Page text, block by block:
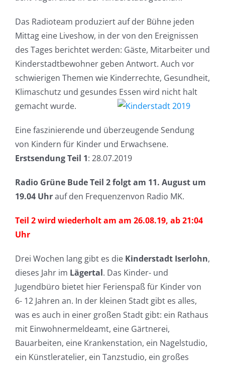
Das Radioteam produziert auf der Bühne jeden
Mittag eine Liveshow, in der von den Ereignissen
des Tages berichtet werden: Gäste, Mitarbeiter und
Kinderstadtbewohner geben Antwort. Auch vor
schwierigen Themen wie Kinderrechte, Gesundheit,
Klimaschutz und gesundes Essen wird nicht halt
gemacht wurde.
Eine faszinierende und überzeugende Sendung
von Kindern für Kinder und Erwachsene.
Erstsendung Teil 1: 28.07.2019
Radio Grüne Bude Teil 2 folgt am 11. August um
19.04 Uhrauf den Frequenzenvon Radio MK.
Teil 2 wird wiederholt am am 26.08.19, ab 21:04
Uhr
Drei Wochen lang gibt es die Kinderstadt Iserlohn,
dieses Jahr im Lägertal. Das Kinder- und
Jugendbüro bietet hier Ferienspaß für Kinder von
6- 12 Jahren an. In der kleinen Stadt gibt es alles,
was es auch in einer großen Stadt gibt: ein Rathaus
mit Einwohnermeldeamt, eine Gärtnerei,
Bauarbeiten, eine Krankenstation, ein Nagelstudio,
ein Künstleratelier, ein Tanzstudio, ein großes